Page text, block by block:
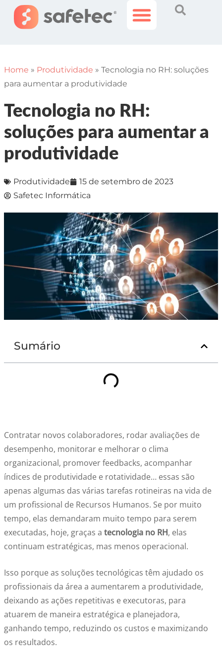
Home » Produtividade » Tecnologia no RH: soluções
para aumentar a produtividade
Tecnologia no RH:
soluções para aumentar a
produtividade
Produtividade
15 de setembro de 2023
Safetec Informática
Sumário
Contratar novos colaboradores, rodar avaliações de
desempenho, monitorar e melhorar o clima
organizacional, promover feedbacks, acompanhar
índices de produtividade e rotatividade… essas são
apenas algumas das várias tarefas rotineiras na vida de
um profissional de Recursos Humanos. Se por muito
tempo, elas demandaram muito tempo para serem
executadas, hoje, graças a tecnologia no RH, elas
continuam estratégicas, mas menos operacional.
Isso porque as soluções tecnológicas têm ajudado os
profissionais da área a aumentarem a produtividade,
deixando as ações repetitivas e executoras, para
atuarem de maneira estratégica e planejadora,
ganhando tempo, reduzindo os custos e maximizando
os resultados.